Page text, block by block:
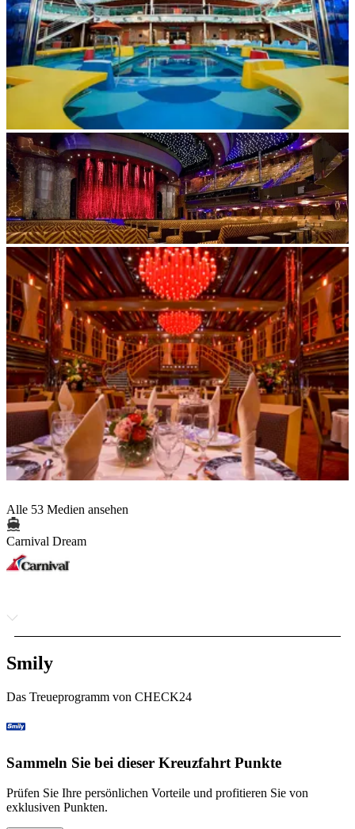
Alle 53 Medien ansehen
Carnival Dream
Smily
Das Treueprogramm von CHECK24
Sammeln Sie bei dieser Kreuzfahrt Punkte
Prüfen Sie Ihre persönlichen Vorteile und profitieren Sie von
exklusiven Punkten.